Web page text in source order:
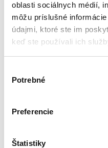
oblasti sociálnych médií,
môžu príslušné
údajmi, ktoré ste im
keď ste používali ich
súhlasu
Potrebné
Preferencie
Štatistiky